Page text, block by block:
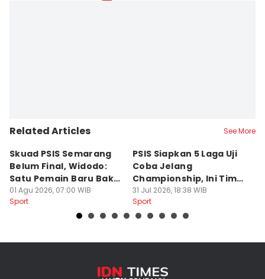
Related Articles See More
Skuad PSIS Semarang
Belum Final, Widodo:
Satu Pemain Baru Bakal
Gabung
01 Agu 2026, 07:00 WIB
Sport
PSIS Siapkan 5 Laga Uji
Coba Jelang
Championship, Ini Tim
Calon Lawan
31 Jul 2026, 18:38 WIB
Sport